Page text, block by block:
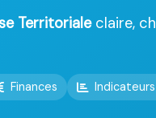
Territorialeclaire,
Finances